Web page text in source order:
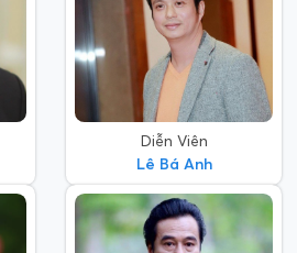
Diễn Viên
Lê Bá Anh